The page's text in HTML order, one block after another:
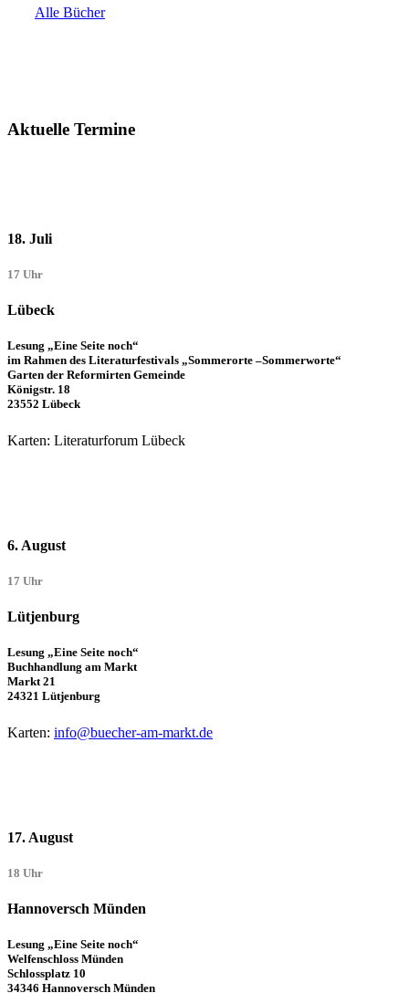
Alle Bücher
Aktuelle Termine
18. Juli
17 Uhr
Lübeck
Lesung „Eine Seite noch“
im Rahmen des Literaturfestivals „Sommerorte –Sommerworte“
Garten der Reformirten Gemeinde
Königstr. 18
23552 Lübeck
Karten: Literaturforum Lübeck
6. August
17 Uhr
Lütjenburg
Lesung „Eine Seite noch“
Buchhandlung am Markt
Markt 21
24321 Lütjenburg
Karten: info@buecher-am-markt.de
17. August
18 Uhr
Hannoversch Münden
Lesung „Eine Seite noch“
Welfenschloss Münden
Schlossplatz 10
34346 Hannoversch Münden